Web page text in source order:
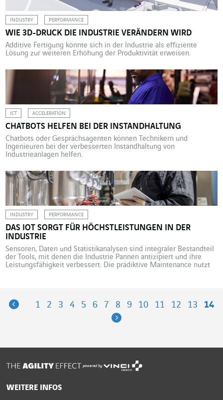
INDUSTRY PERFORMANCE
WIE 3D-DRUCK DIE INDUSTRIE VERÄNDERN WIRD
Additive Fertigung könnte sich in der Industrie als effiziente
Lösung zur weiteren Erhöhung der Produktivität erweisen.
ICT ACCELERATION
CHATBOTS HELFEN BEI DER INSTANDHALTUNG
Chatbots oder Gesprächsagenten können Technikern und
Ingenieuren bei der verbesserten Instandhaltung von
Industrieanlagen helfen.
INDUSTRY PERFORMANCE
DAS IOT SORGT FÜR HÖCHSTLEISTUNGEN IN DER
INDUSTRIE
Sensoren, Daten und Statistikanalysen sind integraler Bestandteil
der Tools, mit denen die Industrie Pannen antizipiert und ihre
Leistungsfähigkeit verbessert. Die prädiktive Maintenance nutzt
Previous
1 2 3 4 5 6 7 8 9 10 11 12 13
14
Next
powered by
WEITERE INFOS